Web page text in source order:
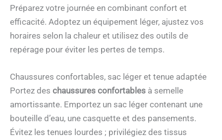
Préparez votre journée en combinant confort et
efficacité. Adoptez un équipement léger, ajustez vos
horaires selon la chaleur et utilisez des outils de
repérage pour éviter les pertes de temps.
Chaussures confortables, sac léger et tenue adaptée
Portez des chaussures confortables à semelle
amortissante. Emportez un sac léger contenant une
bouteille d’eau, une casquette et des pansements.
Évitez les tenues lourdes ; privilégiez des tissus